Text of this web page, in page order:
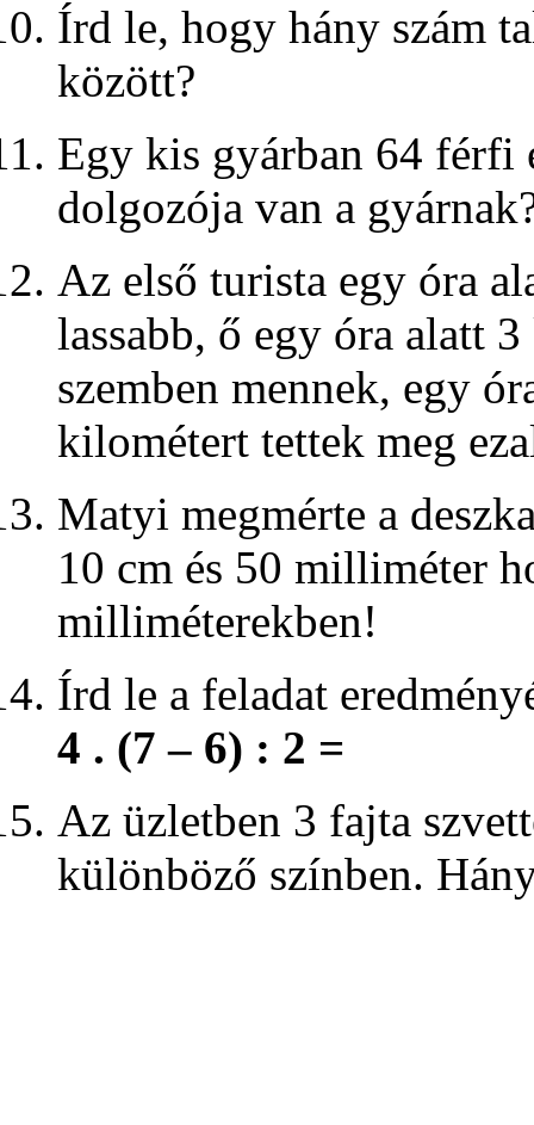
Írd le, hogy hány szám
között?
Egy kis gyárban 64 férfi
dolgozója van a
Az első turista egy óra
lassabb, ő egy óra alatt 3
szemben mennek, egy
kilométert tettek meg
Matyi megmérte a
10 cm és 50 milliméter
milliméterekben!
Írd le a feladat
4 . (7 – 6) : 2 =
Az üzletben 3 fajta
különböző színben.